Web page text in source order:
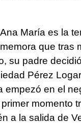
María es la
que tras
su padre
Pérez
empezó en el
momento
a la salida de